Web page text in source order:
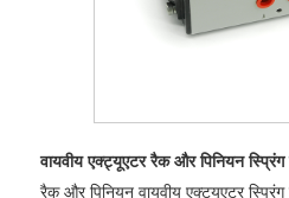
वायवीय एक्ट्यूएटर रैक और पिनियन
रैक और पिनियन वायवीय एक्ट्यूएटर